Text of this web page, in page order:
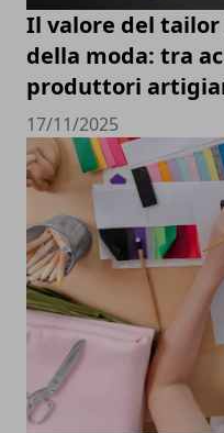
Il valore del
della moda: tra
produttori
17/11/2025